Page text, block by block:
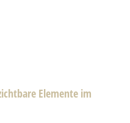
Elemente im